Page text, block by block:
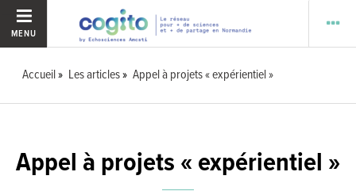
MENU
Accueil Les articles Appel à projets « expérientiel »
Appel à projets « expérientiel »